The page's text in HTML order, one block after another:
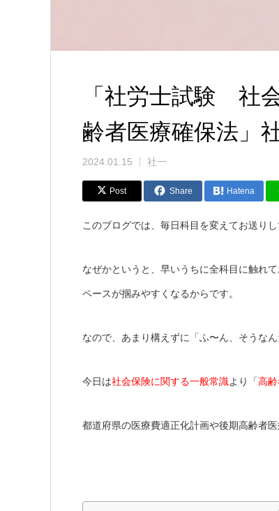
「社労士試験 社
齢者医療確保法」
2024.01.15 社一
Post Share Hatena
このブログでは、毎日科目を変えてお送りし
なぜかというと、早いうちに全科目に触れ
ペースが掴みやすくなるからです。
なので、あまり構えずに「ふ〜ん、そうな
今日は社会保険に関する一般常識より「高
都道府県の医療費適正化計画や後期高齢者